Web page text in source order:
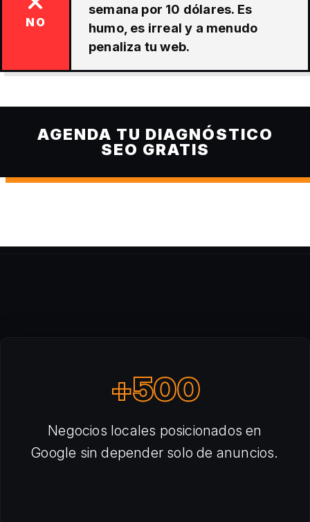
NO
semana por 10 dólares. Es
humo, es irreal y a menudo
penaliza tu web.
AGENDA TU DIAGNÓSTICO
SEO GRATIS
+500
Negocios locales posicionados en
Google sin depender solo de anuncios.